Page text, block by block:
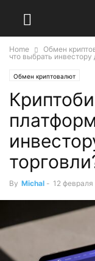
Home Обмен
что выбрать
Обмен криптовалют
By Michal - 12